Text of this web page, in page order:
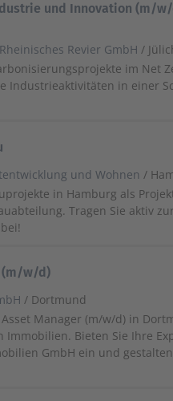
und Innovation (m/
Revier GmbH /
im Net
Industrieaktivitäten in einer
und Wohnen /
in Hamburg als
Tragen Sie aktiv
(m/w/d)
/ Dortmund
Manager (m/w/d) in
Immobilien. Bieten Sie Ihre
GmbH ein und